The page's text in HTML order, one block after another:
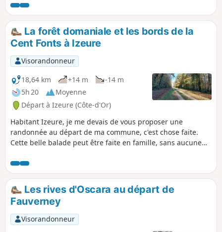
Noiron-sous-Gevrey, maintenant qu'une passerelle permet
de franchir ce cours d'eau sans risque pour rejoindre
Corcelles-lès-Cîteaux. Bonne balade idéale pour tous.
La forêt domaniale et les bords de la
Cent Fonts à Izeure
Visorandonneur
18,64 km
+14 m
-14 m
5h 20
Moyenne
Départ à Izeure (Côte-d'Or)
Habitant Izeure, je me devais de vous proposer une
randonnée au départ de ma commune, c'est chose faite.
Cette belle balade peut être faite en famille, sans aucune
long de la Cent Fonts (et non sans fond). Mise en garde
modérateur au 07/04/2021 : Attention ! Problème de
propriété privée en (12) . Voir les avis
Les rives d'Oscara au départ de
Fauverney
Visorandonneur